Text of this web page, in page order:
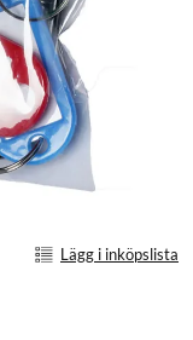
Lägg i inköpslista